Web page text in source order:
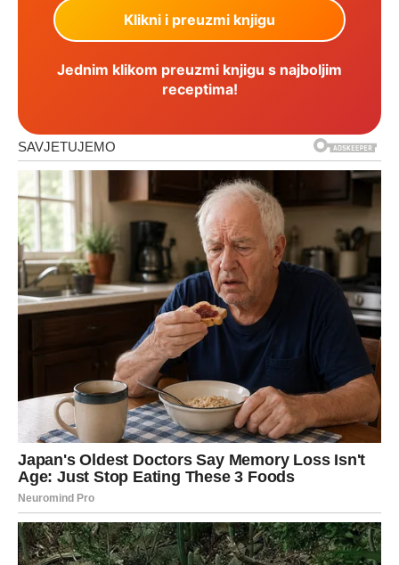
Jednim klikom preuzmi knjigu s najboljim
receptima!